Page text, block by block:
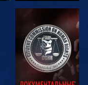
СМОТРЕТЬ